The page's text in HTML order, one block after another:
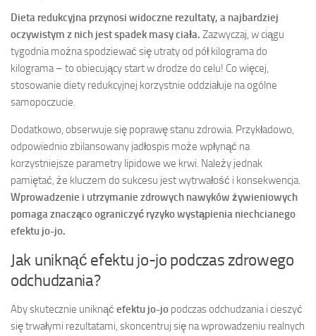
Dieta redukcyjna przynosi widoczne rezultaty, a najbardziej
oczywistym z nich jest spadek masy ciała. Zazwyczaj, w ciągu
tygodnia można spodziewać się utraty od pół kilograma do
kilograma – to obiecujący start w drodze do celu! Co więcej,
stosowanie diety redukcyjnej korzystnie oddziałuje na ogólne
samopoczucie.
Dodatkowo, obserwuje się poprawę stanu zdrowia. Przykładowo,
odpowiednio zbilansowany jadłospis może wpłynąć na
korzystniejsze parametry lipidowe we krwi. Należy jednak
pamiętać, że kluczem do sukcesu jest wytrwałość i konsekwencja.
Wprowadzenie i utrzymanie zdrowych nawyków żywieniowych
pomaga znacząco ograniczyć ryzyko wystąpienia niechcianego
efektu jo-jo.
Jak uniknąć efektu jo-jo podczas zdrowego
odchudzania?
Aby skutecznie uniknąć efektu jo-jo podczas odchudzania i cieszyć
się trwałymi rezultatami, skoncentruj się na wprowadzeniu realnych